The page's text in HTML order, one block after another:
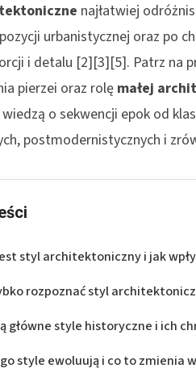
najłatwiej
urbanistycznej oraz po
i detalu [2][3][5]. Patrz na
pierzei oraz rolęmałej
o sekwencji epok od
postmodernistycznych i
styl architektoniczny i jak
rozpoznać styl
główne style historyczne i ich
style ewoluują i co to zmienia